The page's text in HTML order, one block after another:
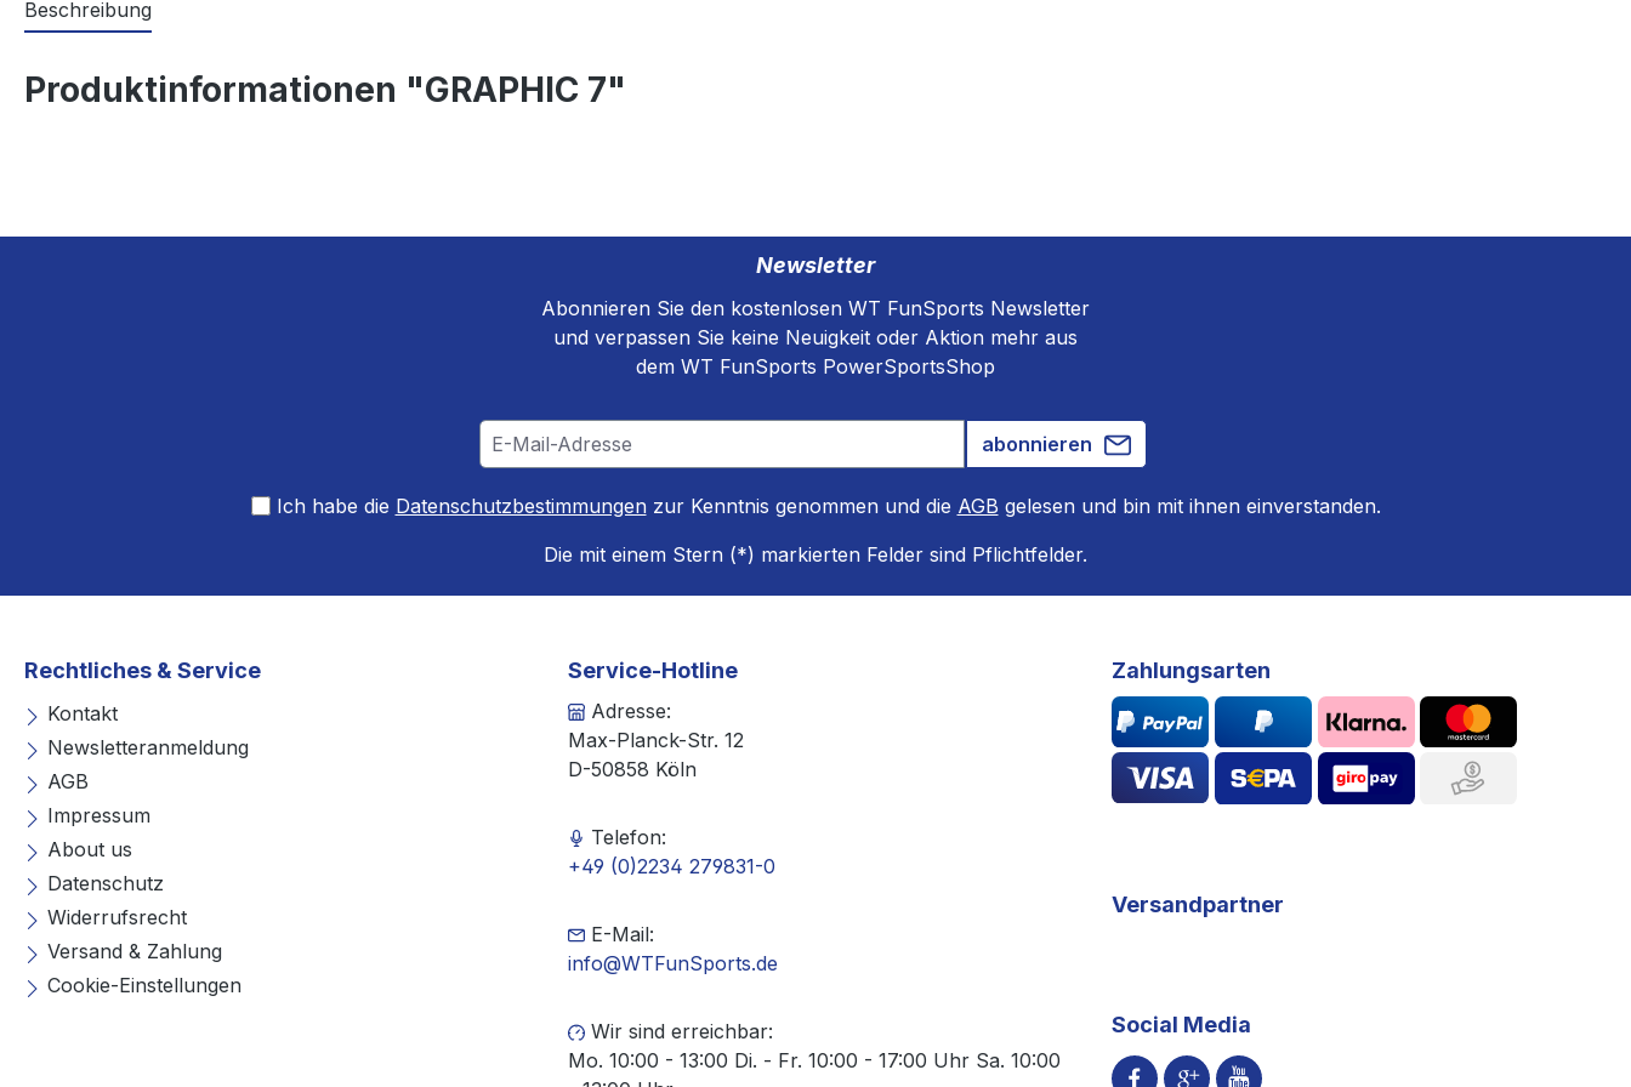
Beschreibung
Produktinformationen "GRAPHIC 7"
Newsletter
Abonnieren Sie den kostenlosen WT FunSports Newsletter
und verpassen Sie keine Neuigkeit oder Aktion mehr aus
dem WT FunSports PowerSportsShop
abonnieren
Ich habe die Datenschutzbestimmungenzur Kenntnis genommen und die AGB gelesen und bin mit ihnen einverstanden.
Die mit einem Stern (*) markierten Felder sind Pflichtfelder.
Rechtliches & Service
Kontakt
Newsletteranmeldung
AGB
Impressum
About us
Datenschutz
Widerrufsrecht
Versand & Zahlung
Cookie-Einstellungen
Service-Hotline
Adresse:
Max-Planck-Str. 12
D-50858 Köln
Telefon:
+49 (0)2234 279831-0
E-Mail:
info@WTFunSports.de
Wir sind erreichbar:
Mo. 10:00 - 13:00 Di. - Fr. 10:00 - 17:00 Uhr Sa. 10:00
Zahlungsarten
Versandpartner
Social Media